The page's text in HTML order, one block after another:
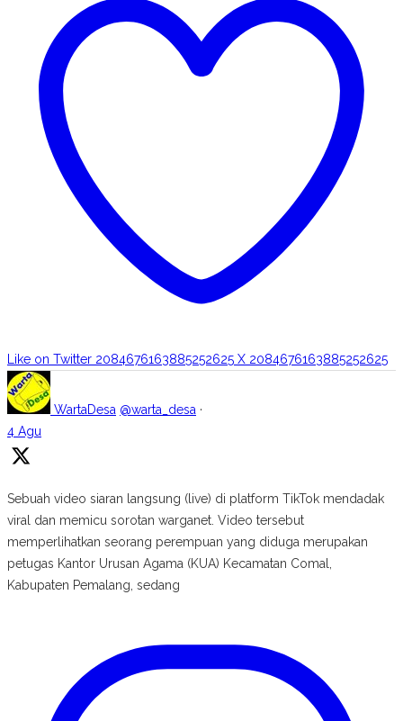
Like on Twitter 2084676163885252625 X 2084676163885252625
WartaDesa @warta_desa ·
4 Agu
Sebuah video siaran langsung (live) di platform TikTok mendadak
viral dan memicu sorotan warganet. Video tersebut
memperlihatkan seorang perempuan yang diduga merupakan
petugas Kantor Urusan Agama (KUA) Kecamatan Comal,
Kabupaten Pemalang, sedang